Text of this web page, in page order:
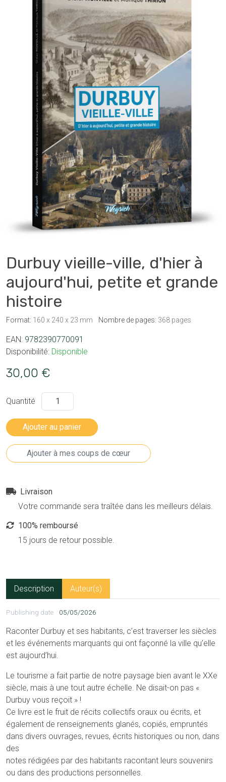
Durbuy vieille-ville, d'hier à
aujourd'hui, petite et grande
histoire
Format: 160 x 240 x 23 mm Nombre de pages: 368 pages
EAN: 9782390770091
Disponibilité: Disponible
30,00 €
Quantité
Livraison
Votre commande sera traîtée dans les meilleurs délais.
100% remboursé
15 jours de retour possible.
Description Auteur(s)
Publishing date 05/05/2026
Raconter Durbuy et ses habitants, c’est traverser les siècles
et les événements marquants qui ont façonné la ville qu’elle
est aujourd’hui.
Le tourisme a fait partie de notre paysage bien avant le XXe
siècle, mais à une tout autre échelle. Ne disait-on pas «
Durbuy vous reçoit » !
Ce livre est le fruit de récits collectifs oraux ou écrits, et
également de renseignements glanés, copiés, empruntés
dans divers ouvrages, revues, écrits historiques ou non, dans
des
notes rédigées par des habitants racontant leurs souvenirs
ou dans des productions personnelles.